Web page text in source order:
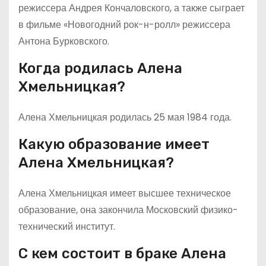
режиссера Андрея Кончаловского, а также сыграет
в фильме «Новогодний рок-н-ролл» режиссера
Антона Бурковского.
Когда родилась Алена
Хмельницкая?
Алена Хмельницкая родилась 25 мая 1984 года.
Какую образование имеет
Алена Хмельницкая?
Алена Хмельницкая имеет высшее техническое
образование, она закончила Московский физико-
технический институт.
С кем состоит в браке Алена